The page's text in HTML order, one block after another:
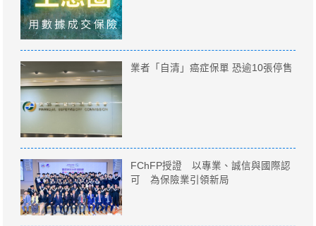
業者「自清」癌症保單 恐逾10張停售
FChFP授證 以專業、誠信與國際認
可 為保險業引領新局